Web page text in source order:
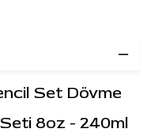
Set Dövme
8oz - 240ml